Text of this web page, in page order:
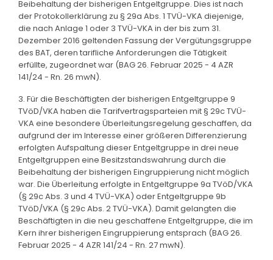
Beibehaltung der bisherigen Entgeltgruppe. Dies ist nach
der Protokollerklärung zu § 29a Abs. 1 TVÜ-VKA diejenige,
die nach Anlage 1 oder 3 TVÜ-VKA in der bis zum 31.
Dezember 2016 geltenden Fassung der Vergütungsgruppe
des BAT, deren tarifliche Anforderungen die Tätigkeit
erfüllte, zugeordnet war (BAG 26. Februar 2025 - 4 AZR
141/24 - Rn. 26 mwN).
3. Für die Beschäftigten der bisherigen Entgeltgruppe 9
TVöD/VKA haben die Tarifvertragsparteien mit § 29c TVÜ-
VKA eine besondere Überleitungsregelung geschaffen, da
aufgrund der im Interesse einer größeren Differenzierung
erfolgten Aufspaltung dieser Entgeltgruppe in drei neue
Entgeltgruppen eine Besitzstandswahrung durch die
Beibehaltung der bisherigen Eingruppierung nicht möglich
war. Die Überleitung erfolgte in Entgeltgruppe 9a TVöD/VKA
(§ 29c Abs. 3 und 4 TVÜ-VKA) oder Entgeltgruppe 9b
TVöD/VKA (§ 29c Abs. 2 TVÜ-VKA). Damit gelangten die
Beschäftigten in die neu geschaffene Entgeltgruppe, die im
Kern ihrer bisherigen Eingruppierung entsprach (BAG 26.
Februar 2025 - 4 AZR 141/24 - Rn. 27 mwN).